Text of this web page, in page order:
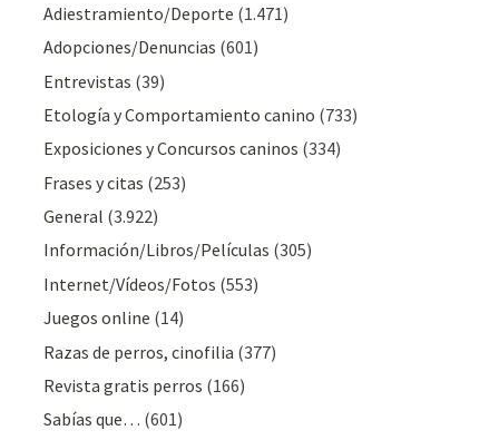
Adiestramiento/Deporte (1.471)
Adopciones/Denuncias (601)
Entrevistas (39)
Etología y Comportamiento canino (733)
Exposiciones y Concursos caninos (334)
Frases y citas (253)
General (3.922)
Información/Libros/Películas (305)
Internet/Vídeos/Fotos (553)
Juegos online (14)
Razas de perros, cinofilia (377)
Revista gratis perros (166)
Sabías que… (601)